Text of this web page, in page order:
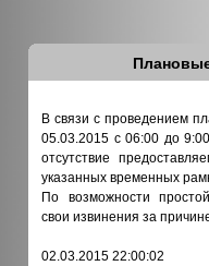
В связи с проведением
05.03.2015 с 06:00 до
отсутствие
указанных временных
По возможности
свои извинения за
02.03.2015 22:00:02